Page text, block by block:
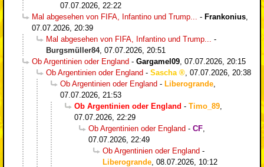
07.07.2026, 22:22
Mal abgesehen von FIFA, Infantino und Trump...
- Frankonius
07.07.2026, 20:39
Mal abgesehen von FIFA, Infantino und Trump...
-
Burgsmüller84, 07.07.2026, 20:51
Ob Argentinien oder England - Gargamel09 07.07.2026, 20:15
Ob Argentinien oder England - Sascha
07.07.2026, 20:38
Ob Argentinien oder England - Liberogrande
07.07.2026, 21:53
Ob Argentinien oder England - Timo_89
07.07.2026, 22:29
Ob Argentinien oder England - CF
07.07.2026, 22:49
Ob Argentinien oder England -
Liberogrande 08.07.2026, 10:12